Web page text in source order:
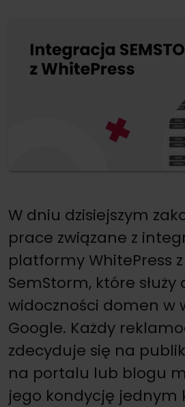
W dniu dzisiejszym
prace związane z
platformy WhitePress
SemStorm, które służy
widoczności domen w
Google. Każdy
zdecyduje się na
na portalu lub blogu
jego kondycję jednym